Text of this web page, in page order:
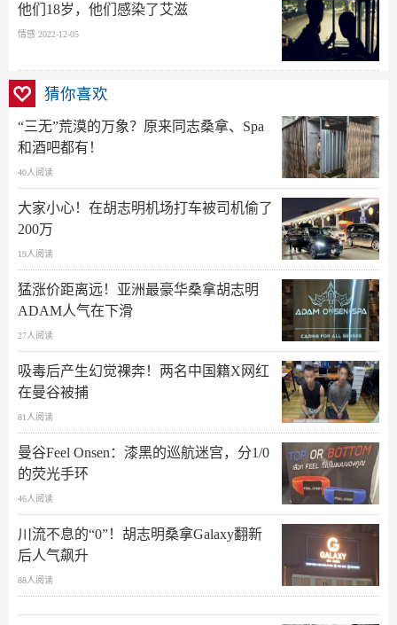
他们18岁，他们感染了艾滋
情感 2022-12-05
猜你喜欢
“三无”荒漠的万象？原来同志桑拿、Spa
和酒吧都有！
40人阅读
大家小心！在胡志明机场打车被司机偷了
200万
19人阅读
猛涨价距离远！亚洲最豪华桑拿胡志明
ADAM人气在下滑
27人阅读
吸毒后产生幻觉裸奔！两名中国籍X网红
在曼谷被捕
81人阅读
曼谷Feel Onsen：漆黑的巡航迷宫，分1/0
的荧光手环
46人阅读
川流不息的“0”！胡志明桑拿Galaxy翻新
后人气飙升
88人阅读